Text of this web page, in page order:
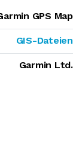
GPS Map
GIS-Dateien
Garmin Ltd.